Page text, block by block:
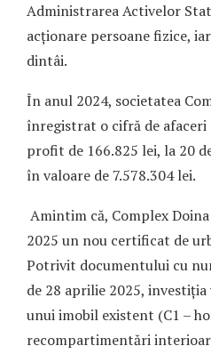
Administrarea Activelor
acționare persoane fizice,
dintâi.
În anul 2024, societatea
înregistrat o cifră de afaceri
profit de 166.825 lei, la 20
în valoare de 7.578.304 lei.
Amintim că, Complex
2025 un nou certificat de
Potrivit documentului cu
de 28 aprilie 2025,
unui imobil existent (C1 –
recompartimentări